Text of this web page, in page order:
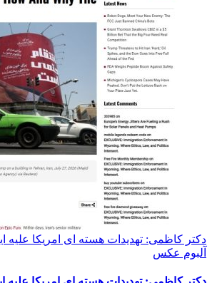
دکتر کاظمی: تهدیدات هسته ای امریکا
آلبوم عکس